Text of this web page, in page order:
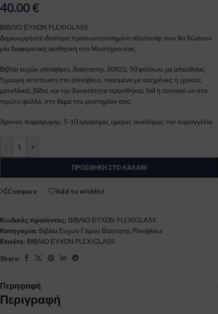
40.00 €
ΒΙΒΛΙΟ ΕΥΧΩΝ PLEXIGLASS
Δημιουργήστε ιδιαίτερα προσωποποιημένα αξεσουάρ που θα δώσουν
μία διαφορετική αισθητική στο Μυστήριο σας.
Βιβλίο ευχών plexiglass, διάστασης 30Χ22, 50 φύλλων, με απευθείας
5χρωμη εκτύπωση στο plexiglass, πιασμένο με ασημένιες ή χρυσές
μεταλλικές βίδες και την δυνατότητα προσθήκης foil ή τοπικού uv στο
πρώτο φύλλο, στο θέμα του μυστηρίου σας.
Χρόνος παραγωγής: 5-10 εργάσιμες ημέρες αναλόγως την παραγγελία.
- +
ΠΡΟΣΘΉΚΗ ΣΤΟ ΚΑΛΆΘΙ
Compare Add to wishlist
Κωδικός προϊόντος: ΒΙΒΛΙΟ ΕΥΧΩΝ PLEXIGLASS
Κατηγορία: Βιβλία Ευχών Γάμου Βάπτισης Plexiglass
Ετικέτα: ΒΙΒΛΙΟ ΕΥΧΩΝ PLEXIGLASS
Share:
Περιγραφή
Περιγραφή